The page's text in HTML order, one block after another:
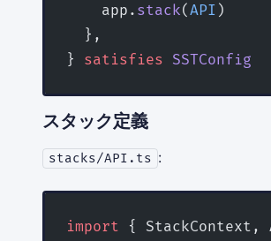
    app.
stack(API )
  },
} satisfies SSTConfig
スタック定義
stacks/API.ts :
import { StackContext,